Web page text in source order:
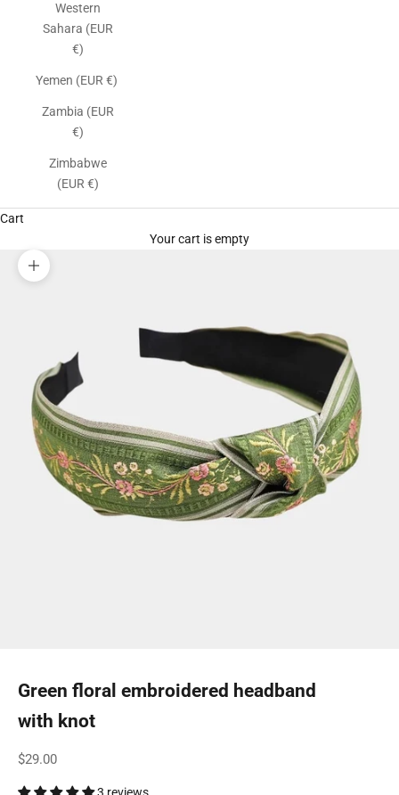
Western
Sahara (EUR
€)
Yemen (EUR €)
Zambia (EUR
€)
Zimbabwe
(EUR €)
Cart
Your cart is empty
Zoom picture
Green floral embroidered headband
with knot
Sale price
$29.00